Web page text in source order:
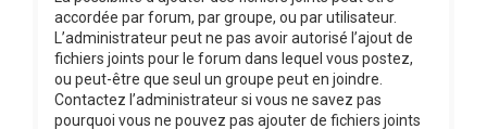
accordée par forum, par groupe, ou par utilisateur.
L’administrateur peut ne pas avoir autorisé l’ajout de
fichiers joints pour le forum dans lequel vous postez,
ou peut-être que seul un groupe peut en joindre.
Contactez l’administrateur si vous ne savez pas
pourquoi vous ne pouvez pas ajouter de fichiers joints